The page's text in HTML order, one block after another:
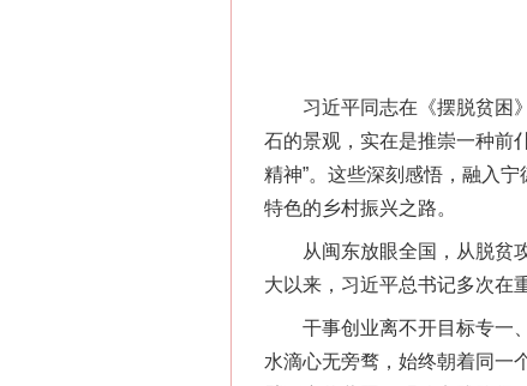
习近平同志在《摆脱贫困》
石的景观，实在是推崇一种前
精神”。这些深刻感悟，融入
特色的乡村振兴之路。
从闽东放眼全国，从脱贫攻
大以来，习近平总书记多次在
干事创业离不开目标专一、
水滴心无旁骛，始终朝着同一
这是一记警钟！